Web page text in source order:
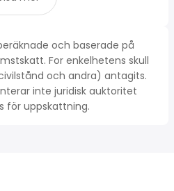
och baserade på
For enkelhetens skull
och andra) antagits.
inte juridisk auktoritet
för uppskattning.